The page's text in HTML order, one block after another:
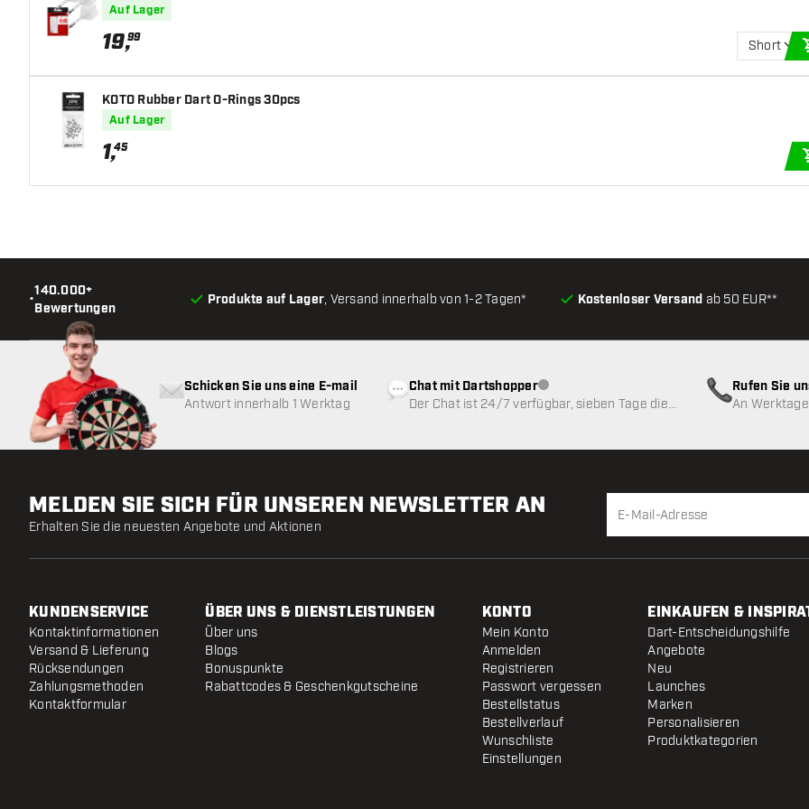
Auf Lager
19,99
Short
KOTO Rubber Dart O-Rings 30pcs
Auf Lager
1,45
•
140.000+
Bewertungen
Produkte auf Lager, Versand innerhalb von 1-2 Tagen* Kostenloser Versand ab 50 EUR**
Schicken Sie uns eine E-mail
Antwort innerhalb 1 Werktag
Chat mit DartshopperKundenservice nicht verfügbar
Der Chat ist 24/7 verfügbar, sieben Tage die
Rufen Sie
An
MELDEN SIE SICH FÜR UNSEREN NEWSLETTER AN
Erhalten Sie die neuesten Angebote und Aktionen
KUNDENSERVICE
Kontaktinformationen
Versand & Lieferung
Rücksendungen
Zahlungsmethoden
Kontaktformular
ÜBER UNS & DIENSTLEISTUNGEN
Über uns
Blogs
Bonuspunkte
Rabattcodes & Geschenkgutscheine
KONTO
Mein Konto
Anmelden
Registrieren
Passwort vergessen
Bestellstatus
Bestellverlauf
Wunschliste
Einstellungen
EINKAUFEN &
Dart-Entscheidungshilfe
Angebote
Neu
Launches
Marken
Personalisieren
Produktkategorien